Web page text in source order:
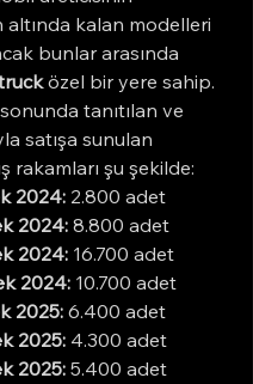
kalan modelleri
bunlar arasında
özel bir yere sahip.
sonunda tanıtılan ve
satışa sunulan
rakamları şu şekilde:
2024: 2.800 adet
2024: 8.800 adet
2024: 16.700 adet
2024: 10.700 adet
2025: 6.400 adet
2025: 4.300 adet
2025: 5.400 adet